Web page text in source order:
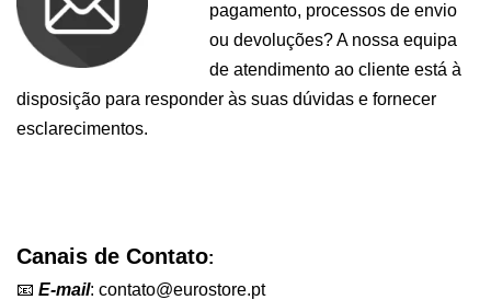
pagamento, processos de envio
ou devoluções?A nossa equipa
de atendimento ao cliente está à
disposição para responder às suas dúvidas e fornecer
esclarecimentos.
Canais de Contato:
📧 E-mail: contato@eurostore.pt